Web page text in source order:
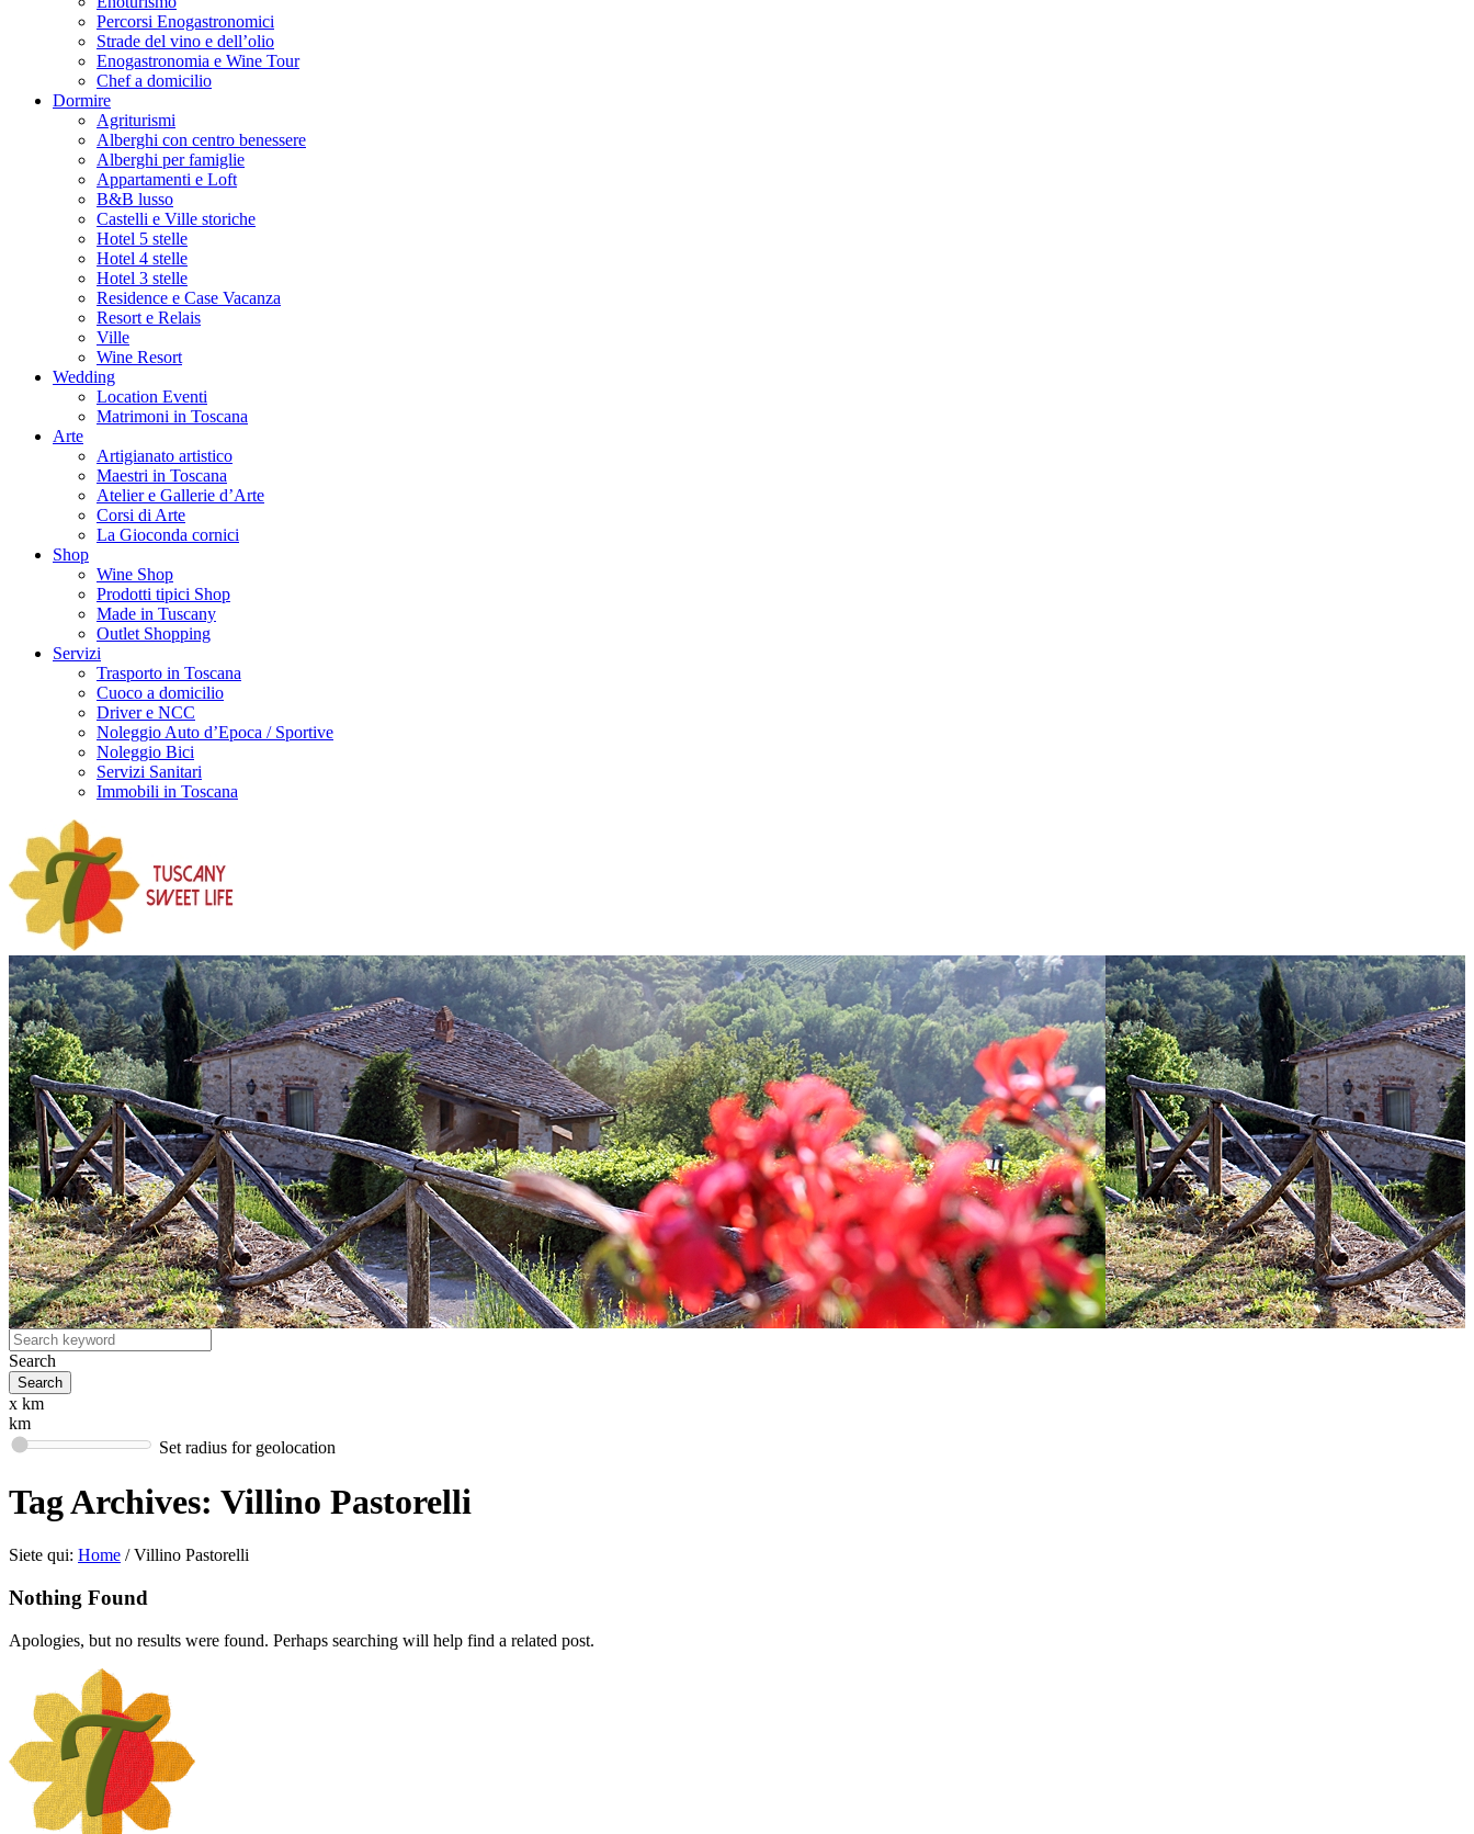
Percorsi Enogastronomici
Strade del vino e dell’olio
Enogastronomia e Wine Tour
Chef a domicilio
Dormire
Agriturismi
Alberghi con centro benessere
Alberghi per famiglie
Appartamenti e Loft
B&B lusso
Castelli e Ville storiche
Hotel 5 stelle
Hotel 4 stelle
Hotel 3 stelle
Residence e Case Vacanza
Resort e Relais
Ville
Wine Resort
Wedding
Location Eventi
Matrimoni in Toscana
Arte
Artigianato artistico
Maestri in Toscana
Atelier e Gallerie d’Arte
Corsi di Arte
La Gioconda cornici
Shop
Wine Shop
Prodotti tipici Shop
Made in Tuscany
Outlet Shopping
Servizi
Trasporto in Toscana
Cuoco a domicilio
Driver e NCC
Noleggio Auto d’Epoca / Sportive
Noleggio Bici
Servizi Sanitari
Immobili in Toscana
Search
x km
km
Set radius for geolocation
Tag Archives: Villino Pastorelli
Siete qui: Home / Villino Pastorelli
Nothing Found
Apologies, but no results were found. Perhaps searching will help find a related post.